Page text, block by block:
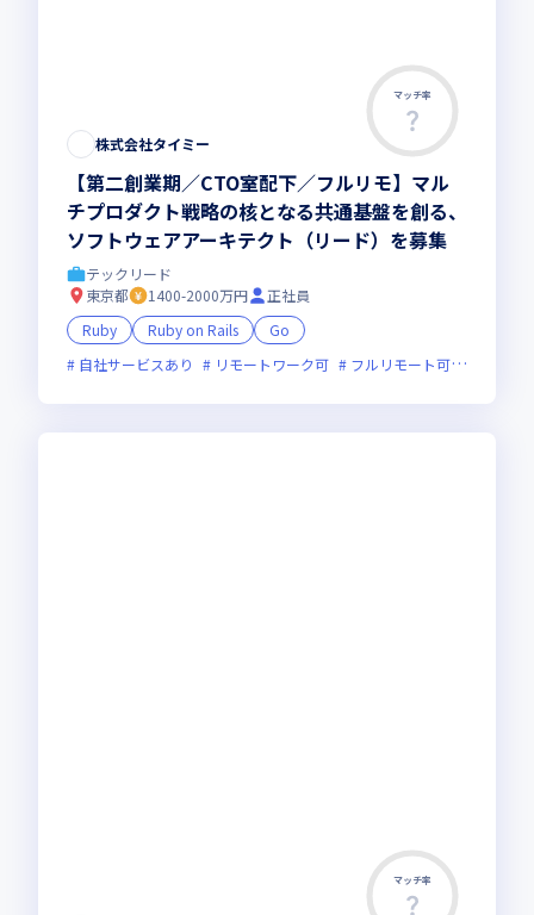
マッチ率
株式会社タイミー
【第二創業期／CTO室配下／フルリモ】マル
チプロダクト戦略の核となる共通基盤を創る、
ソフトウェアアーキテクト（リード）を募集
テックリード
東京都
1400-2000万円
正社員
Ruby
Ruby on Rails
Go
自社サービスあり
リモートワーク可 フルリモート可
マッチ率